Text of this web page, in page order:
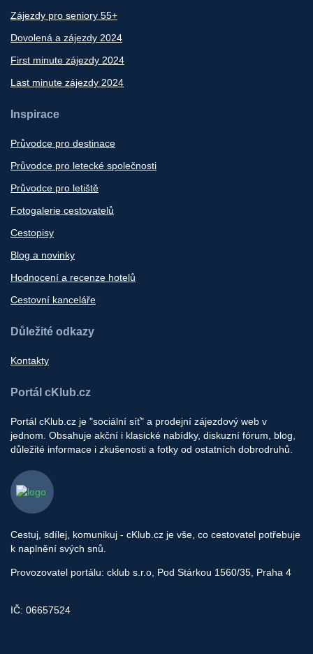
Zájezdy pro seniory 55+
Dovolená a zájezdy 2024
First minute zájezdy 2024
Last minute zájezdy 2024
Inspirace
Průvodce pro destinace
Průvodce pro letecké společnosti
Průvodce pro letiště
Fotogalerie cestovatelů
Cestopisy
Blog a novinky
Hodnocení a recenze hotelů
Cestovní kanceláře
Důležité odkazy
Kontakty
Portál cKlub.cz
Portál cKlub.cz je "sociální síť" a prodejní zájezdový web v
jednom. Obsahuje akční i klasické nabídky, diskuzní fórum, blog,
důležité informace i zkušenosti a fotky od ostatních dobrodruhů.
Cestuj, sdílej, komunikuj - cKlub.cz je vše, co cestovatel potřebuje
k naplnění svých snů.
Provozovatel portálu: cklub s.r.o, Pod Stárkou 1560/35, Praha 4
IČ: 06657524